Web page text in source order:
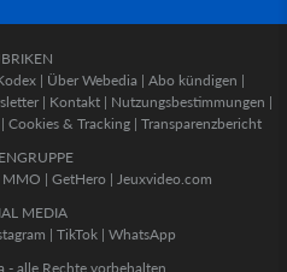
| Über Webedia | Abo kündigen |
| Kontakt | Nutzungsbestimmungen |
| Cookies & Tracking | Transparenzbericht
| GetHero | Jeuxvideo.com
MEDIA
| TikTok | WhatsApp